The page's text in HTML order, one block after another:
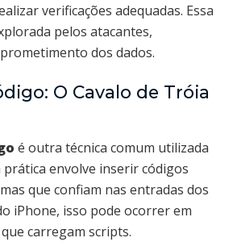
verificações adequadas. Essa
pelos atacantes,
dos dados.
O Cavalo de Tróia
é outra técnica comum utilizada
prática envolve inserir códigos
que confiam nas entradas dos
iPhone, isso pode ocorrer em
carregam scripts.